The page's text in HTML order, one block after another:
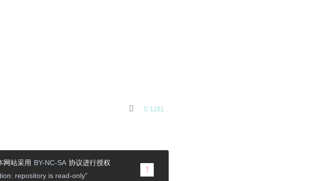
 1181

网站采用 BY-NC-SA 协议进行授权
repository is read-only”